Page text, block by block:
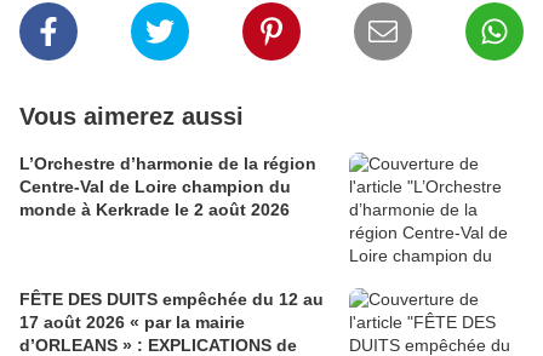
Vous aimerez aussi
L’Orchestre d’harmonie de la région
Centre-Val de Loire champion du
monde à Kerkrade le 2 août 2026
FÊTE DES DUITS empêchée du 12 au
17 août 2026 « par la mairie
d’ORLEANS » : EXPLICATIONS de